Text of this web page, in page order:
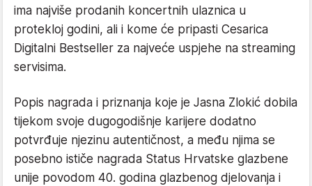
ima najviše prodanih koncertnih ulaznica u
protekloj godini, ali i kome će pripasti Cesarica
Digitalni Bestseller za najveće uspjehe na streaming
servisima.
Popis nagrada i priznanja koje je Jasna Zlokić dobila
tijekom svoje dugogodišnje karijere dodatno
potvrđuje njezinu autentičnost, a među njima se
posebno ističe nagrada Status Hrvatske glazbene
unije povodom 40. godina glazbenog djelovanja i